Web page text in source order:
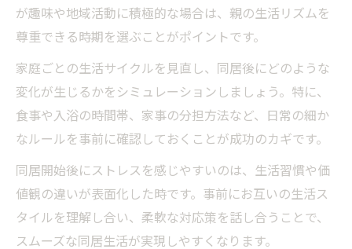
影響
ストレスを減らす同居スタートの工夫
親との同居でストレスを減らすタイミング
調整法
高齢の親と同居するストレス軽減のタイミ
ング術
実親と同居のうまくいくタイミングの見つ
け方
タイミングを見直して同居疲れを防ぐコツ
同居開始前に押さえるべきタイミングのポ
が趣味や地域活動に積極的な場合は、親の生活リズムを
尊重できる時期を選ぶことがポイントです。
家庭ごとの生活サイクルを見直し、同居後にどのような
変化が生じるかをシミュレーションしましょう。特に、
食事や入浴の時間帯、家事の分担方法など、日常の細か
なルールを事前に確認しておくことが成功のカギです。
同居開始後にストレスを感じやすいのは、生活習慣や価
値観の違いが表面化した時です。事前にお互いの生活ス
タイルを理解し合い、柔軟な対応策を話し合うことで、
スムーズな同居生活が実現しやすくなります。